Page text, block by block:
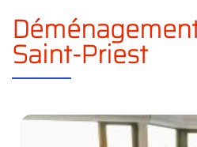
Saint-Priest